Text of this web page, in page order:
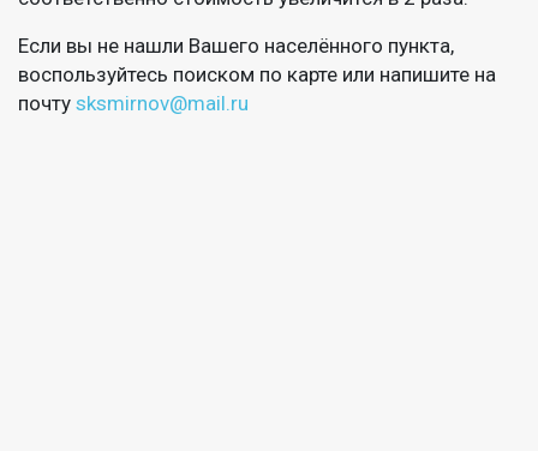
Если вы не нашли Вашего населённого пункта,
воспользуйтесь поиском по карте или напишите на
почту sksmirnov@mail.ru